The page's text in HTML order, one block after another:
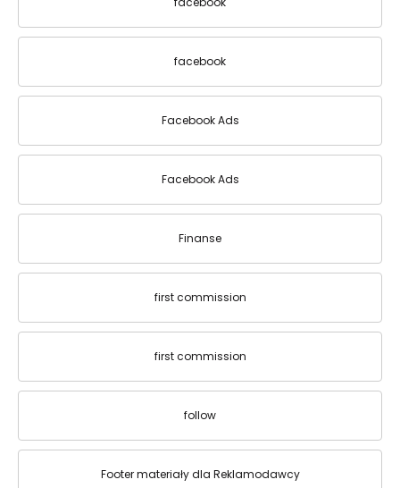
facebook
Facebook Ads
Facebook Ads
Finanse
first commission
first commission
follow
Footer materiały dla Reklamodawcy